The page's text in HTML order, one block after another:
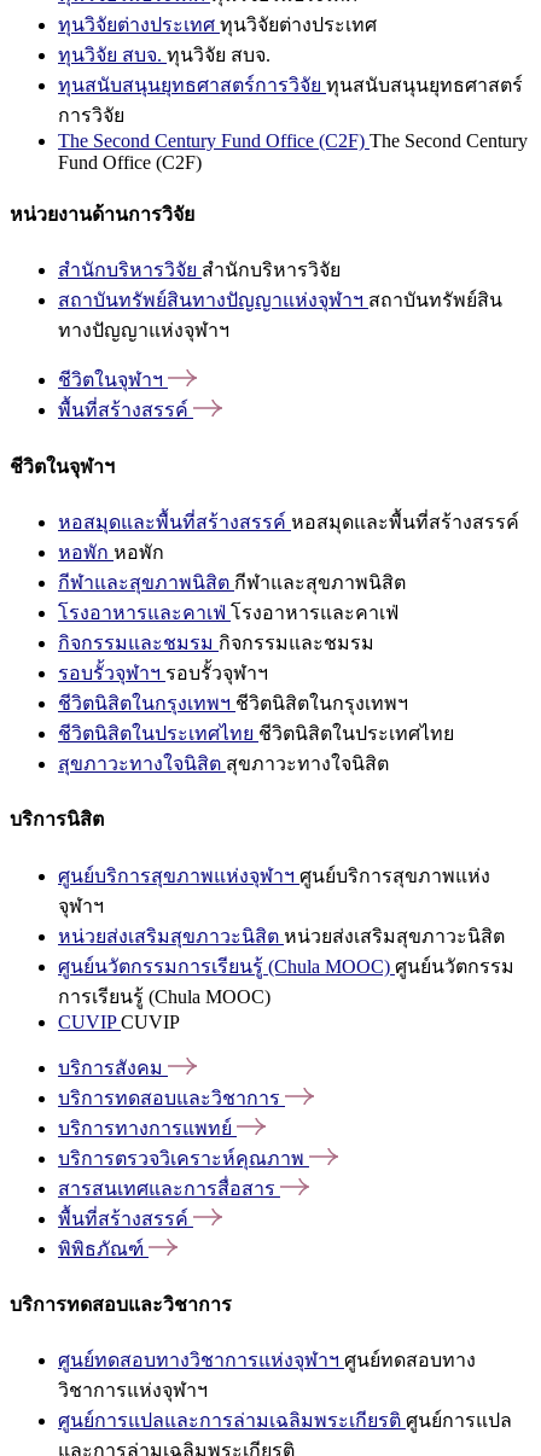
ทุนวิจัยต่างประเทศ ทุนวิจัยต่างประเทศ
ทุนวิจัย สบจ. ทุนวิจัย สบจ.
ทุนสนับสนุนยุทธศาสตร์การวิจัย ทุนสนับสนุนยุทธศาสตร์
การวิจัย
The Second Century Fund Office (C2F) The Second Century
Fund Office (C2F)
หน่วยงานด้านการวิจัย
สำนักบริหารวิจัย สำนักบริหารวิจัย
สถาบันทรัพย์สินทางปัญญาแห่งจุฬาฯ สถาบันทรัพย์สิน
ทางปัญญาแห่งจุฬาฯ
ชีวิตในจุฬาฯ
พื้นที่สร้างสรรค์
ชีวิตในจุฬาฯ
หอสมุดและพื้นที่สร้างสรรค์ หอสมุดและพื้นที่สร้างสรรค์
หอพัก หอพัก
กีฬาและสุขภาพนิสิต กีฬาและสุขภาพนิสิต
โรงอาหารและคาเฟ่ โรงอาหารและคาเฟ่
กิจกรรมและชมรม กิจกรรมและชมรม
รอบรั้วจุฬาฯ รอบรั้วจุฬาฯ
ชีวิตนิสิตในกรุงเทพฯ ชีวิตนิสิตในกรุงเทพฯ
ชีวิตนิสิตในประเทศไทย ชีวิตนิสิตในประเทศไทย
สุขภาวะทางใจนิสิต สุขภาวะทางใจนิสิต
บริการนิสิต
ศูนย์บริการสุขภาพแห่งจุฬาฯ ศูนย์บริการสุขภาพแห่ง
จุฬาฯ
หน่วยส่งเสริมสุขภาวะนิสิต หน่วยส่งเสริมสุขภาวะนิสิต
ศูนย์นวัตกรรมการเรียนรู้ (Chula MOOC) ศูนย์นวัตกรรม
การเรียนรู้ (Chula MOOC)
CUVIPCUVIP
บริการสังคม
บริการทดสอบและวิชาการ
บริการทางการแพทย์
บริการตรวจวิเคราะห์คุณภาพ
สารสนเทศและการสื่อสาร
พื้นที่สร้างสรรค์
พิพิธภัณฑ์
บริการทดสอบและวิชาการ
ศูนย์ทดสอบทางวิชาการแห่งจุฬาฯ ศูนย์ทดสอบทาง
วิชาการแห่งจุฬาฯ
ศูนย์การแปลและการล่ามเฉลิมพระเกียรติ ศูนย์การแปล
และการล่ามเฉลิมพระเกียรติ